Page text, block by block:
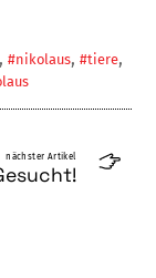
#nikolaus, #tiere,
nächster Artikel